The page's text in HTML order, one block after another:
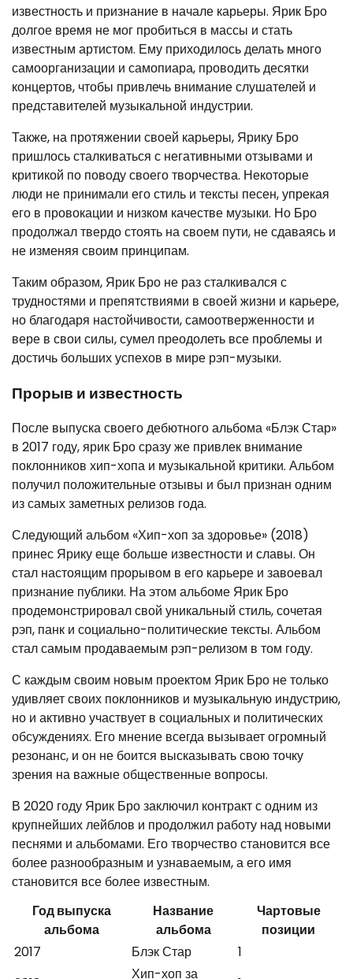
известность и признание в начале карьеры. Ярик Бро
долгое время не мог пробиться в массы и стать
известным артистом. Ему приходилось делать много
самоорганизации и самопиара, проводить десятки
концертов, чтобы привлечь внимание слушателей и
представителей музыкальной индустрии.
Также, на протяжении своей карьеры, Ярику Бро
пришлось сталкиваться с негативными отзывами и
критикой по поводу своего творчества. Некоторые
люди не принимали его стиль и тексты песен, упрекая
его в провокации и низком качестве музыки. Но Бро
продолжал твердо стоять на своем пути, не сдаваясь и
не изменяя своим принципам.
Таким образом, Ярик Бро не раз сталкивался с
трудностями и препятствиями в своей жизни и карьере,
но благодаря настойчивости, самоотверженности и
вере в свои силы, сумел преодолеть все проблемы и
достичь больших успехов в мире рэп-музыки.
Прорыв и известность
После выпуска своего дебютного альбома «Блэк Стар»
в 2017 году, ярик Бро сразу же привлек внимание
поклонников хип-хопа и музыкальной критики. Альбом
получил положительные отзывы и был признан одним
из самых заметных релизов года.
Следующий альбом «Хип-хоп за здоровье» (2018)
принес Ярику еще больше известности и славы. Он
стал настоящим прорывом в его карьере и завоевал
признание публики. На этом альбоме Ярик Бро
продемонстрировал свой уникальный стиль, сочетая
рэп, панк и социально-политические тексты. Альбом
стал самым продаваемым рэп-релизом в том году.
С каждым своим новым проектом Ярик Бро не только
удивляет своих поклонников и музыкальную индустрию,
но и активно участвует в социальных и политических
обсуждениях. Его мнение всегда вызывает огромный
резонанс, и он не боится высказывать свою точку
зрения на важные общественные вопросы.
В 2020 году Ярик Бро заключил контракт с одним из
крупнейших лейблов и продолжил работу над новыми
песнями и альбомами. Его творчество становится все
более разнообразным и узнаваемым, а его имя
становится все более известным.
Год выпуска
альбома
Название
альбома
Чартовые
позиции
2017
Блэк Стар
1
Хип-хоп за